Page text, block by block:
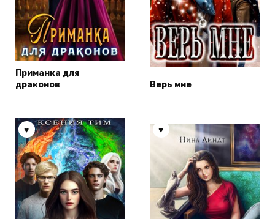
Приманка для
драконов
Верь мне